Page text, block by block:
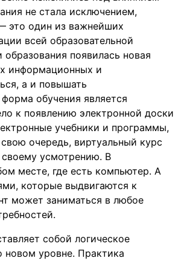
не стала исключением,
это один из важнейших
всей образовательной
появилась новая
информационных и
а и повышать
обучения является
к появлению электронной доски
учебники и программы,
очередь, виртуальный курс
своему усмотрению. В
месте, где есть компьютер. А
которые выдвигаются к
может заниматься в любое
собой логическое
новом уровне. Практика